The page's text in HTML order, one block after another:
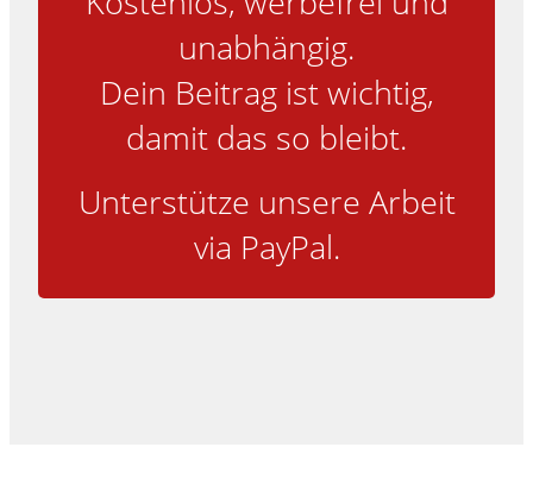
unabhängig.
Dein Beitrag ist wichtig,
damit das so bleibt.
Unterstütze unsere Arbeit
via PayPal.